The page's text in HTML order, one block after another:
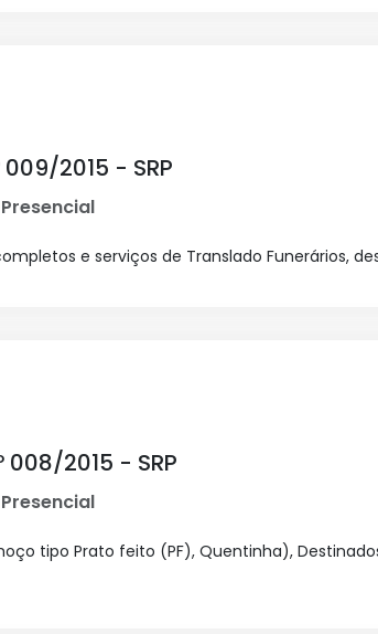
009/2015 - SRP
e serviços de Translado Funerários,
008/2015 - SRP
tipo Prato feito (PF), Quentinha),